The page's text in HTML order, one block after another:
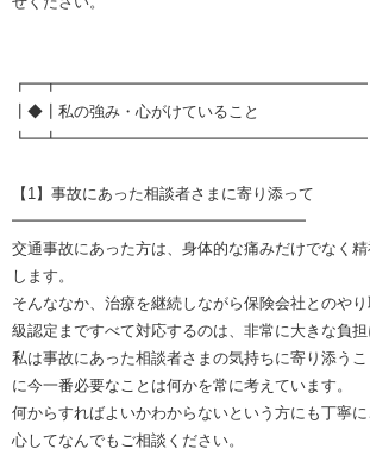
┏━┳━━━━━━━━━━━━━━━━━━━━
┃◆┃私の強み・心がけていること
┗━┻━━━━━━━━━━━━━━━━━━━━
【1】事故にあった相談者さまに寄り添って
━━━━━━━━━━━━━━━━━━━
交通事故にあった方は、身体的な痛みだけでなく
します。
そんななか、治療を継続しながら保険会社とのや
級認定まですべて対応するのは、非常に大きな負担
私は事故にあった相談者さまの気持ちに寄り添う
に今一番必要なことは何かを常に考えています。
何からすればよいかわからないという方にも丁寧
心してなんでもご相談ください。